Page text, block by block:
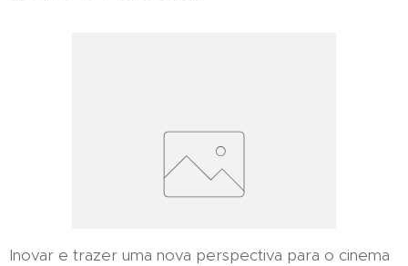
Inovar e trazer uma nova perspectiva para o cinema